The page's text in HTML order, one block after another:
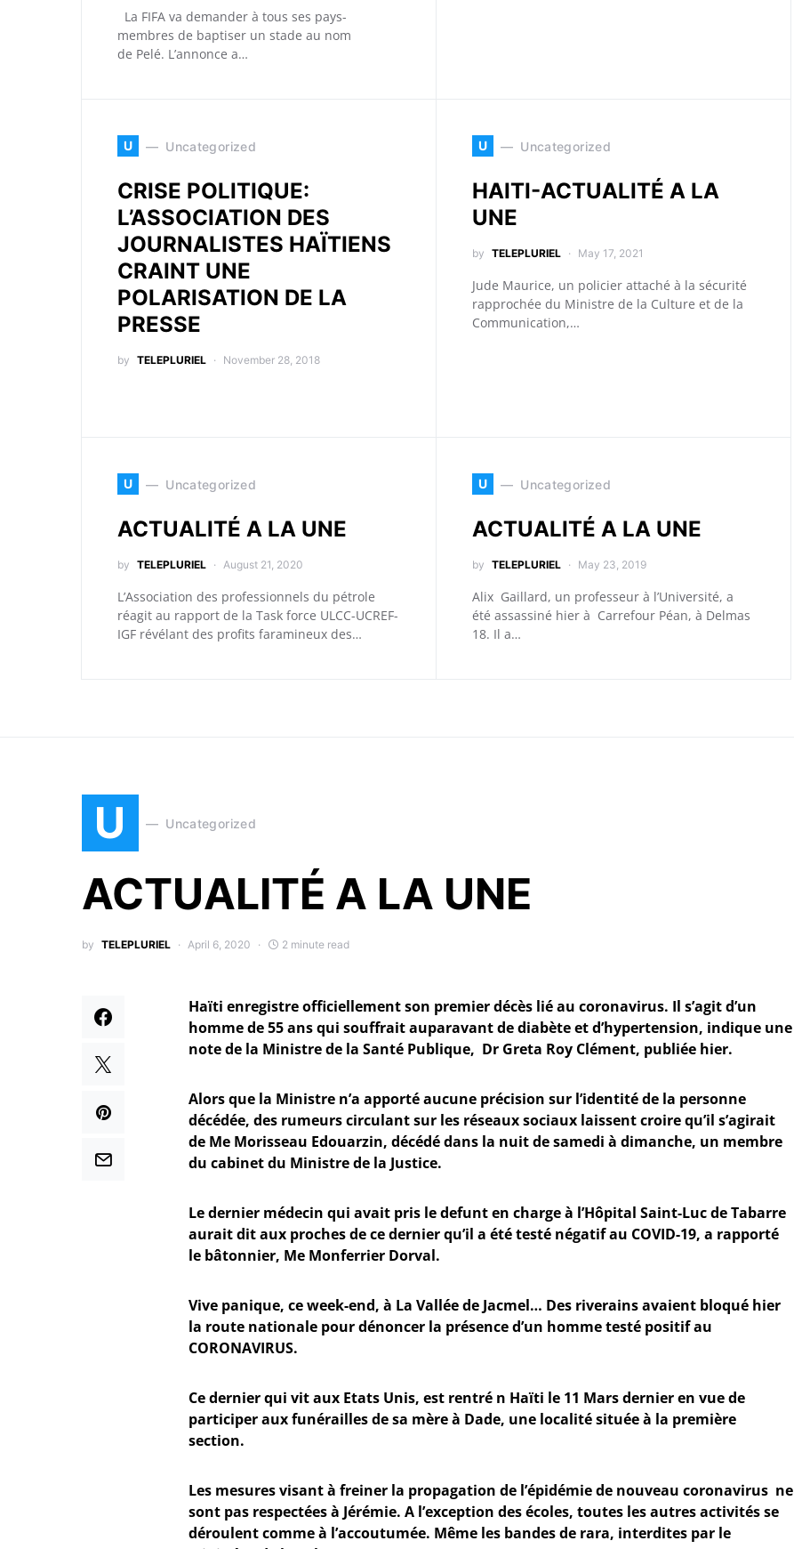
La FIFA va demander à tous ses pays-
membres de baptiser un stade au nom
de Pelé. L’annonce a…
U Uncategorized
CRISE POLITIQUE:
L’ASSOCIATION DES
JOURNALISTES HAÏTIENS
CRAINT UNE
POLARISATION DE LA
PRESSE
by TELEPLURIEL November 28, 2018
U Uncategorized
HAITI-ACTUALITÉ A LA
UNE
by TELEPLURIEL May 17, 2021
Jude Maurice, un policier attaché à la sécurité
rapprochée du Ministre de la Culture et de la
Communication,…
U Uncategorized
ACTUALITÉ A LA UNE
by TELEPLURIEL August 21, 2020
L’Association des professionnels du pétrole
réagit au rapport de la Task force ULCC-UCREF-
IGF révélant des profits faramineux des…
U Uncategorized
ACTUALITÉ A LA UNE
by TELEPLURIEL May 23, 2019
Alix Gaillard, un professeur à l’Université, a
été assassiné hier à Carrefour Péan, à Delmas
18. Il a…
U Uncategorized
ACTUALITÉ A LA UNE
by TELEPLURIEL April 6, 2020 2 minute read
Haïti enregistre officiellement son premier décès lié au coronavirus. Il s’agit d’un
homme de 55 ans qui souffrait auparavant de diabète et d’hypertension, indique une
note de la Ministre de la Santé Publique, Dr Greta Roy Clément, publiée hier.
Alors que la Ministre n’a apporté aucune précision sur l’identité de la personne
décédée, des rumeurs circulant sur les réseaux sociaux laissent croire qu’il s’agirait
de Me Morisseau Edouarzin, décédé dans la nuit de samedi à dimanche, un membre
du cabinet du Ministre de la Justice.
Le dernier médecin qui avait pris le defunt en charge à l’Hôpital Saint-Luc de Tabarre
aurait dit aux proches de ce dernier qu’il a été testé négatif au COVID-19, a rapporté
le bâtonnier, Me Monferrier Dorval.
Vive panique, ce week-end, à La Vallée de Jacmel… Des riverains avaient bloqué hier
la route nationale pour dénoncer la présence d’un homme testé positif au
CORONAVIRUS.
Ce dernier qui vit aux Etats Unis, est rentré n Haïti le 11 Mars dernier en vue de
participer aux funérailles de sa mère à Dade, une localité située à la première
section.
Les mesures visant à freiner la propagation de l’épidémie de nouveau coronavirus ne
sont pas respectées à Jérémie. A l’exception des écoles, toutes les autres activités se
déroulent comme à l’accoutumée. Même les bandes de rara, interdites par le